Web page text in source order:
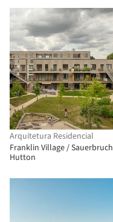
Arquitetura Residencial
Franklin Village / Sauerbruch
Hutton